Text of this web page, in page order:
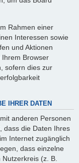
Rahmen einer
Interessen sowie
und Aktionen
Browser
sofern dies zur
IHRER DATEN
anderen Personen
dass die Daten Ihres
Internet zugänglich
dass einzelne
(z. B.